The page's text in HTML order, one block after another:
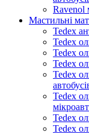
Ravenol
Мастильні
Tedex
Tedex
Tedex
Tedex
Tedex
Tedex
Tedex
Tedex